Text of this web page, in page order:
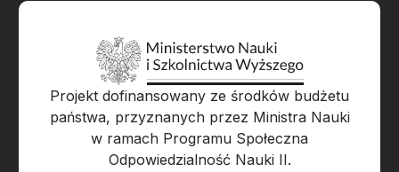
Projekt dofinansowany ze środków budżetu
państwa, przyznanych przez Ministra Nauki
w ramach Programu Społeczna
Odpowiedzialność Nauki II.